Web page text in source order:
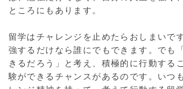
ところにもあります。
留学はチャレンジを止めたらおしまいで
強するだけなら誰にでもできます。でも
きるだろう」と考え、積極的に行動する
験ができるチャンスがあるのです。いつ